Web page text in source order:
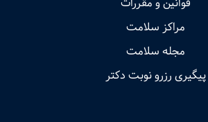
مراکز سلامت
مجله سلامت
پیگیری رزرو نوبت دکتر